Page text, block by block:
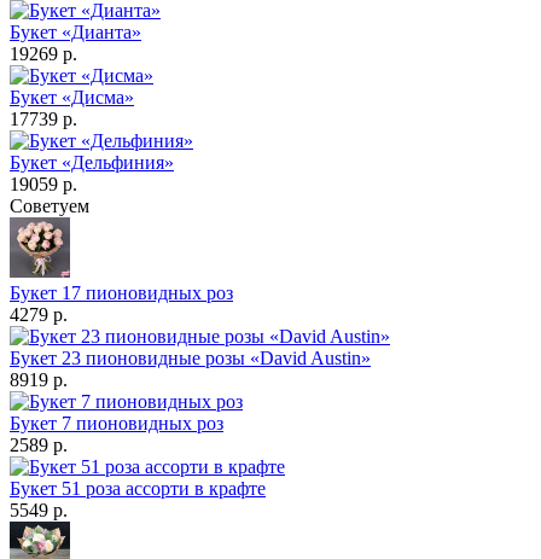
Букет «Дианта»
19269 р.
Букет «Дисма»
17739 р.
Букет «Дельфиния»
19059 р.
Советуем
Букет 17 пионовидных роз
4279 р.
Букет 23 пионовидные розы «David Austin»
8919 р.
Букет 7 пионовидных роз
2589 р.
Букет 51 роза ассорти в крафте
5549 р.